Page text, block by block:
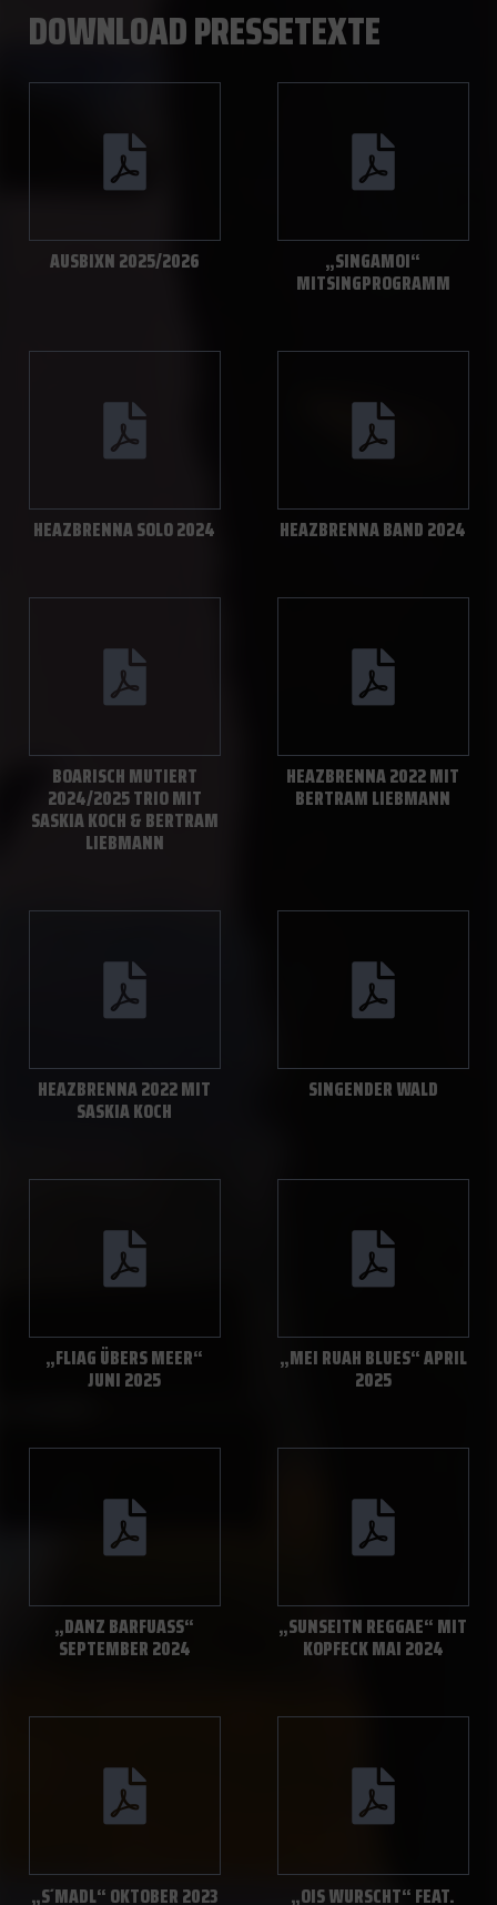
DOWNLOAD PRESSETEXTE
AUSBIXN 2025/2026 „SINGAMOI“
MITSINGPROGRAMM
HEAZBRENNA SOLO 2024 HEAZBRENNA BAND 2024
BOARISCH MUTIERT
2024/2025 TRIO MIT
SASKIA KOCH & BERTRAM
LIEBMANN
HEAZBRENNA 2022 MIT
BERTRAM LIEBMANN
HEAZBRENNA 2022 MIT
SASKIA KOCH
SINGENDER WALD
„FLIAG ÜBERS MEER“
JUNI 2025
„MEI RUAH BLUES“ APRIL
2025
„DANZ BARFUASS“ S
EPTEMBER 2024
„SUNSEITN REGGAE“ MIT
KOPFECK MAI 2024
„S´MADL“ OKTOBER 2023 „OIS WURSCHT“ FEAT.